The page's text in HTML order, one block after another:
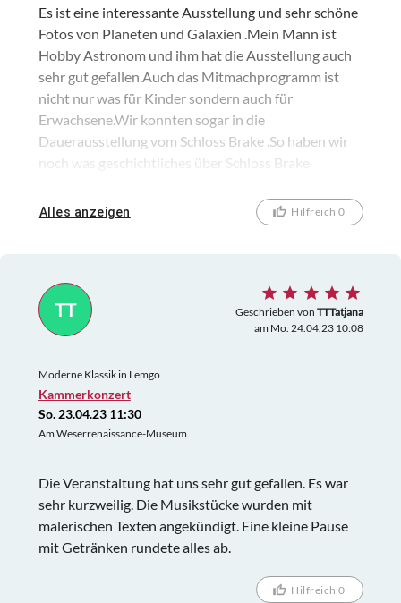
Es ist eine interessante Ausstellung und sehr schöne
Fotos von Planeten und Galaxien .Mein Mann ist
Hobby Astronom und ihm hat die Ausstellung auch
sehr gut gefallen.Auch das Mitmachprogramm ist
nicht nur was für Kinder sondern auch für
Erwachsene.Wir konnten sogar in die
Dauerausstellung vom Schloss Brake .So haben wir
noch was geschichtliches über Schloss Brake
Ausstellung..
Alles anzeigen Hilfreich 0
TT Geschrieben von TTTatjana
am Mo. 24.04.23 10:08
Moderne Klassik in Lemgo
Kammerkonzert
So. 23.04.23 11:30
Am Weserrenaissance-Museum
Die Veranstaltung hat uns sehr gut gefallen. Es war
sehr kurzweilig. Die Musikstücke wurden mit
malerischen Texten angekündigt. Eine kleine Pause
mit Getränken rundete alles ab.
Hilfreich 0